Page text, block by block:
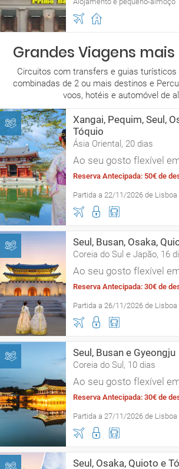
Grandes Viagens
Circuitos com transfers e guias turísticos
combinadas de 2 ou mais destinos e
voos, hotéis e automóvel de
Xangai, Pequim, Seul,
Tóquio
Ásia Oriental, 20 dias
Ao seu gosto flexível
Reserva Antecipada: 50€ de
Partida a 22/11/2026 de Lisboa
Seul, Busan, Osaka,
Coreia do Sul e Japão, 16
Ao seu gosto flexível
Reserva Antecipada: 30€ de
Partida a 26/11/2026 de Lisboa
Seul, Busan e Gyeongju
Coreia do Sul, 10 dias
Ao seu gosto flexível
Reserva Antecipada: 30€ de
Partida a 27/11/2026 de Lisboa
Seul, Osaka, Quioto e